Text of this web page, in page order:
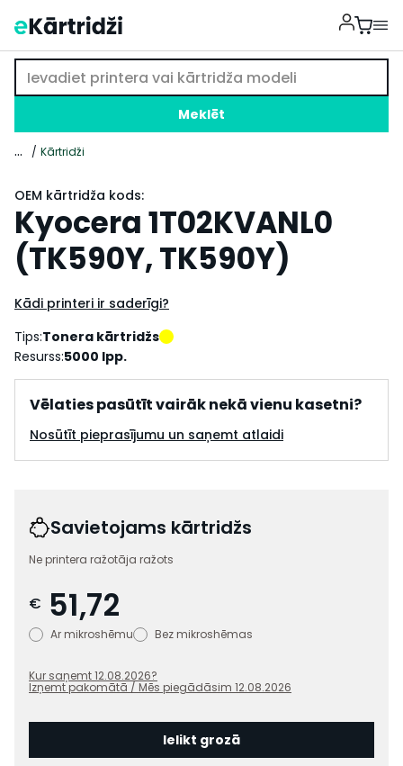
Meklēt
... Kārtridži
OEM kārtridža kods:
Kyocera 1T02KVANL0
(TK590Y, TK590Y)
Kādi printeri ir saderīgi?
Tips:Tonera kārtridžs
Resurss:5000 lpp.
Vēlaties pasūtīt vairāk nekā vienu kasetni?
Nosūtīt pieprasījumu un saņemt atlaidi
Savietojams kārtridžs
Ne printera ražotāja ražots
€ 51,72
Ar mikroshēmu Bez mikroshēmas
Kur saņemt12.08.2026?
Izņemt pakomātā / Mēs piegādāsim 12.08.2026
Ielikt grozā